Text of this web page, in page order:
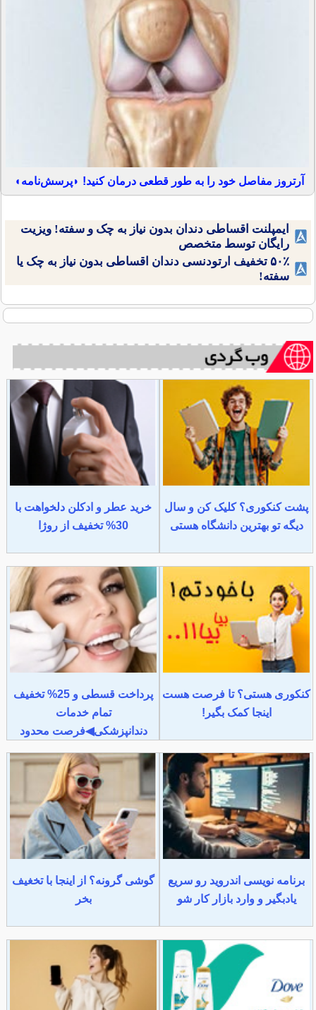
آرتروز مفاصل خود را به طور قطعی درمان کنید! ◗پرسش‌نامه◖
ایمپلنت اقساطی دندان بدون نیاز به چک و سفته! ویزیت
رایگان توسط متخصص
۵۰٪ تخفیف ارتودنسی دندان اقساطی بدون نیاز به چک یا
سفته!
پشت کنکوری؟ کلیک کن و سال
دیگه تو بهترین دانشگاه هستی
خرید عطر و ادکلن دلخواهت با
30% تخفیف از روژا
کنکوری هستی؟ تا فرصت هست
اینجا کمک بگیر!
پرداخت قسطی و 25% تخفیف
تمام خدمات
دندانپزشکی◀فرصت محدود
برنامه نویسی اندروید رو سریع
یادبگیر و وارد بازار کار شو
گوشی گرونه؟ از اینجا با تخغیف
بخر